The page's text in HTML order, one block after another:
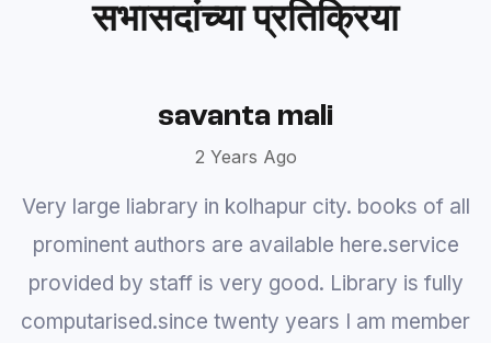
सभासदांच्या प्रतिक्रिया
Prajakta
3 Years Ago
Library provides books and you can't actually
go inside and look at books and select one.
Computer searching is very slow. It takes you
ages to find one book and author. A system